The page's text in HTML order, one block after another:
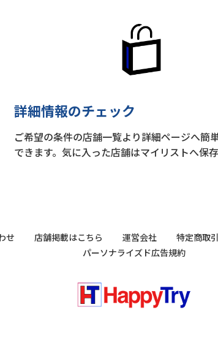
詳細情報のチェック
ご希望の条件の店舗一覧より詳細ページへ簡
できます。気に入った店舗はマイリストへ保存
せ 店舗掲載はこちら 運営会社 特定商取
パーソナライズド広告規約